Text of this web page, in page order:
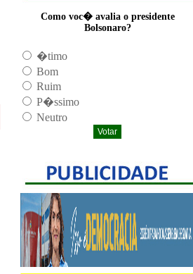
Como voc� avalia o presidente
Bolsonaro?
�timo
Bom
Ruim
P�ssimo
Neutro